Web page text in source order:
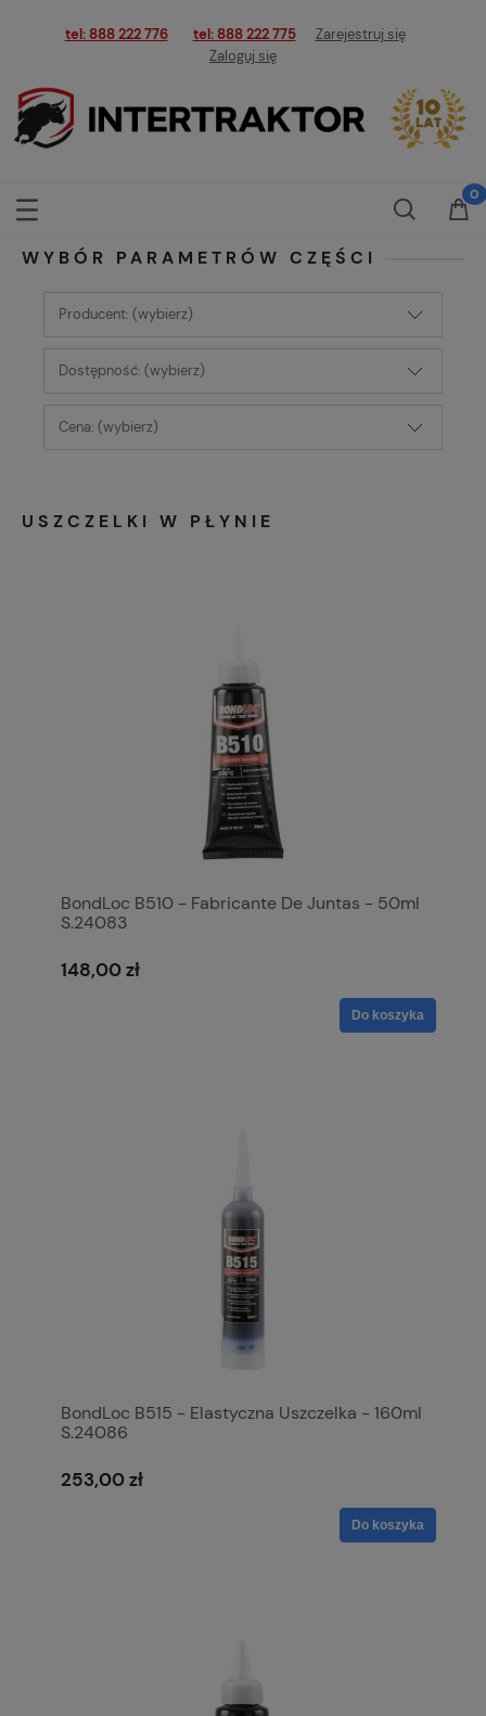
tel: 888 222 776 tel: 888 222 775
Zarejestruj się
Zaloguj się
WYBÓR PARAMETRÓW CZĘŚCI
Producent: (wybierz)
Dostępność: (wybierz)
Cena: (wybierz)
USZCZELKI W PŁYNIE
BondLoc B510 - Fabricante De Juntas - 50ml
S.24083
148,00 zł
Do koszyka
BondLoc B515 - Elastyczna Uszczelka - 160ml
S.24086
253,00 zł
Do koszyka